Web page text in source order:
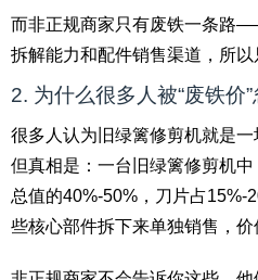
而非正规商家只有废铁一条路
拆解能力和配件销售渠道，所以
2. 为什么很多人被“废铁价”
很多人认为旧绿篱修剪机就是一
但真相是：一台旧绿篱修剪机
总值的40%-50%，刀片占15%-
些核心部件拆下来单独销售，价